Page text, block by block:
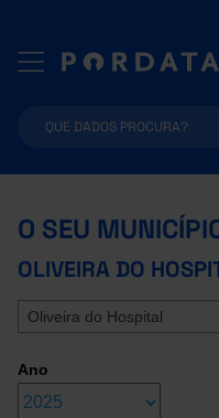
O SEU
OLIVEIRA DO
Oliveira do Hospital
Ano